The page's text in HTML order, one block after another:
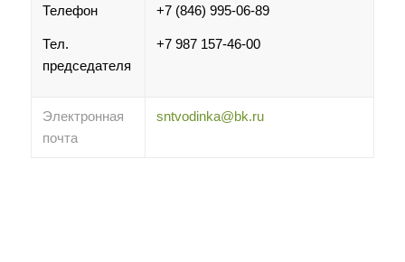
Телефон
Тел.
председателя
+7 (846) 995-06-89
+7 987 157-46-00
Электронная
почта
sntvodinka@bk.ru